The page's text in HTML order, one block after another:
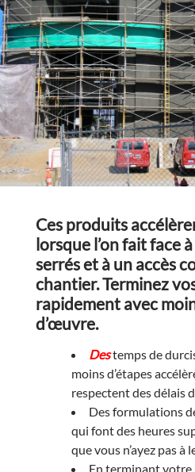
Ces produits
lorsque l’on fait face
serrés et à un accès
chantier. Terminez
rapidement avec
d’œuvre.
Destemps de
moins d’étapes
respectent des délais
Des formulations
qui font des heures
que vous n’ayez pas à
En terminant